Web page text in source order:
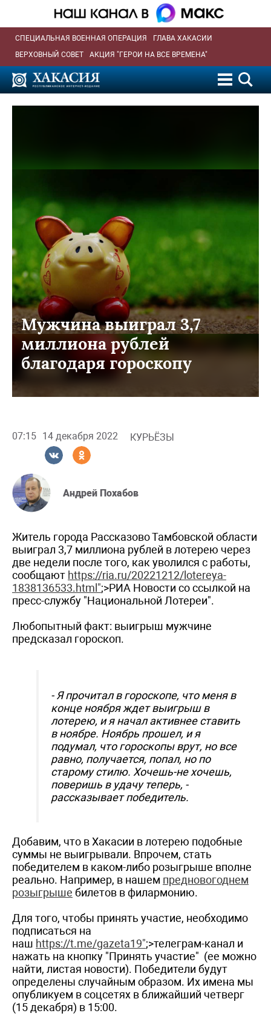
СПЕЦИАЛЬНАЯ ВОЕННАЯ ОПЕРАЦИЯ
ГЛАВА ХАКАСИИ
ВЕРХОВНЫЙ СОВЕТ
АКЦИЯ "ГЕРОИ НА ВСЕ ВРЕМЕНА"
Мужчина выиграл 3,7
миллиона рублей
благодаря гороскопу
07:15 14 декабря 2022 КУРЬЁЗЫ
Андрей Похабов
Житель города Рассказово Тамбовской области
выиграл 3,7 миллиона рублей в лотерею через
две недели после того, как уволился с работы,
сообщают https://ria.ru/20221212/lotereya-
1838136533.html";>РИА Новости со ссылкой на
пресс-службу "Национальной Лотереи".
Любопытный факт: выигрыш мужчине
предсказал гороскоп.
- Я прочитал в гороскопе, что меня в
конце ноября ждет выигрыш в
лотерею, и я начал активнее ставить
в ноябре. Ноябрь прошел, и я
подумал, что гороскопы врут, но все
равно, получается, попал, но по
старому стилю. Хочешь-не хочешь,
поверишь в удачу теперь, -
рассказывает победитель.
Добавим, что в Хакасии в лотерею подобные
суммы не выигрывали. Впрочем, стать
победителем в каком-либо розыгрыше вполне
реально. Например, в нашем предновогоднем
розыгрыше билетов в филармонию.
Для того, чтобы принять участие, необходимо
подписаться на
наш https://t.me/gazeta19";>телеграм-канал и
нажать на кнопку "Принять участие" (ее можно
найти, листая новости). Победители будут
определены случайным образом. Их имена мы
опубликуем в соцсетях в ближайший четверг
(15 декабря) в 15:00.